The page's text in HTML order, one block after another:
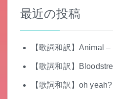
最近の投稿
【歌詞和訳】Animal
【歌詞和訳】
【歌詞和訳】oh